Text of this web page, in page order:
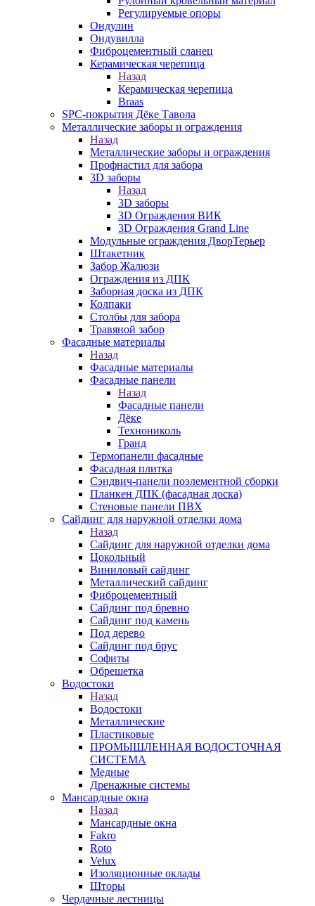
Регулируемые опоры
Ондулин
Ондувилла
Фиброцементный сланец
Керамическая черепица
Назад
Керамическая черепица
Braas
SPC-покрытия Дёке Тавола
Металлические заборы и ограждения
Назад
Металлические заборы и ограждения
Профнастил для забора
3D заборы
Назад
3D заборы
3D Ограждения ВИК
3D Ограждения Grand Line
Модульные ограждения ДворТерьер
Штакетник
Забор Жалюзи
Ограждения из ДПК
Заборная доска из ДПК
Колпаки
Столбы для забора
Травяной забор
Фасадные материалы
Назад
Фасадные материалы
Фасадные панели
Назад
Фасадные панели
Дёке
Технониколь
Гранд
Термопанели фасадные
Фасадная плитка
Сэндвич-панели поэлементной сборки
Планкен ДПК (фасадная доска)
Стеновые панели ПВХ
Сайдинг для наружной отделки дома
Назад
Сайдинг для наружной отделки дома
Цокольный
Виниловый сайдинг
Металлический сайдинг
Фиброцементный
Сайдинг под бревно
Сайдинг под камень
Под дерево
Сайдинг под брус
Софиты
Обрешетка
Водостоки
Назад
Водостоки
Металлические
Пластиковые
ПРОМЫШЛЕННАЯ ВОДОСТОЧНАЯ
СИСТЕМА
Медные
Дренажные системы
Мансардные окна
Назад
Мансардные окна
Fakro
Roto
Velux
Изоляционные оклады
Шторы
Чердачные лестницы